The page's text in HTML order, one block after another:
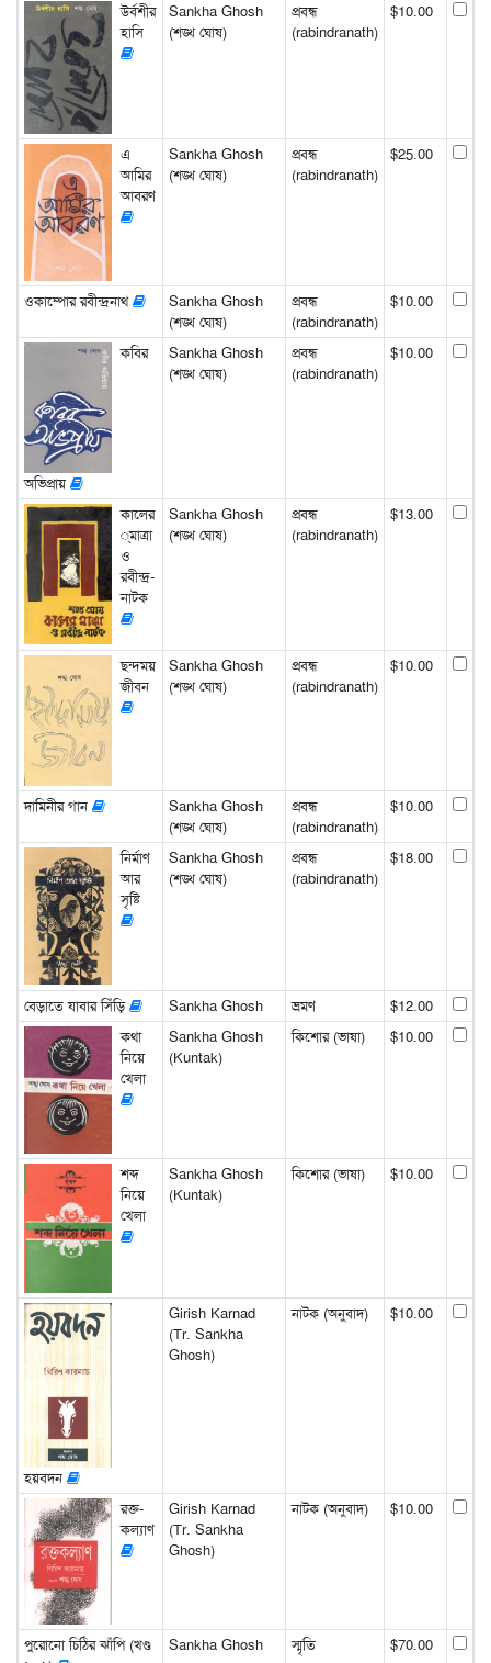
উর্বশীর
হাসি
Sankha Ghosh
(শঙ্খ ঘোষ)
প্রবন্ধ
(rabindranath)
$10.00
এ
আমির
আবরণ
Sankha Ghosh
(শঙ্খ ঘোষ)
প্রবন্ধ
(rabindranath)
$25.00
ওকাম্পোর রবীন্দ্রনাথ
Sankha Ghosh
(শঙ্খ ঘোষ)
প্রবন্ধ
(rabindranath)
$10.00
কবির
অভিপ্রায়
Sankha Ghosh
(শঙ্খ ঘোষ)
প্রবন্ধ
(rabindranath)
$10.00
কালের
্মাত্রা
ও
রবীন্দ্র-
নাটক
Sankha Ghosh
(শঙ্খ ঘোষ)
প্রবন্ধ
(rabindranath)
$13.00
ছন্দময়
জীবন
Sankha Ghosh
(শঙ্খ ঘোষ)
প্রবন্ধ
(rabindranath)
$10.00
দামিনীর গান
Sankha Ghosh
(শঙ্খ ঘোষ)
প্রবন্ধ
(rabindranath)
$10.00
নির্মাণ
আর
সৃষ্টি
Sankha Ghosh
(শঙ্খ ঘোষ)
প্রবন্ধ
(rabindranath)
$18.00
বেড়াতে যাবার সিঁড়ি Sankha Ghosh ভ্রমণ
$12.00
কথা
নিয়ে
খেলা
Sankha Ghosh
(Kuntak)
কিশোর (ভাষা) $10.00
শব্দ
নিয়ে
খেলা
Sankha Ghosh
(Kuntak)
কিশোর (ভাষা) $10.00
হয়বদন
Girish Karnad
(Tr. Sankha
Ghosh)
নাটক (অনুবাদ) $10.00
রক্ত-
কল্যাণ
Girish Karnad
(Tr. Sankha
Ghosh)
নাটক (অনুবাদ) $10.00
পুরোনো চিঠির ঝাঁপি (খণ্ড
Sankha Ghosh স্মৃতি $70.00